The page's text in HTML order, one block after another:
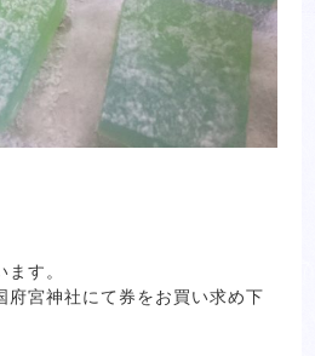
す。
府宮神社にて券をお買い求め下